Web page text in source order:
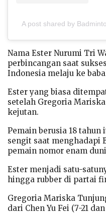
A post shared by
Nama Ester Nurumi Tri
perbincangan saat
Indonesia melaju ke
Ester yang biasa
setelah Gregoria
kejutan.
Pemain berusia 18
sengit saat menghadapi
pemain nomor enam
Ester menjadi satu-
hingga rubber di partai
Gregoria Mariska
dari Chen Yu Fei (7-21 dan